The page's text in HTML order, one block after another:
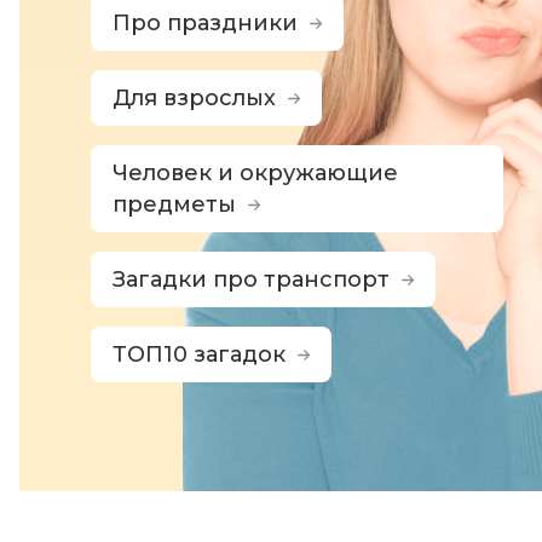
Про праздники
Для взрослых
Человек и окружающие
предметы
Загадки про транспорт
ТОП10 загадок